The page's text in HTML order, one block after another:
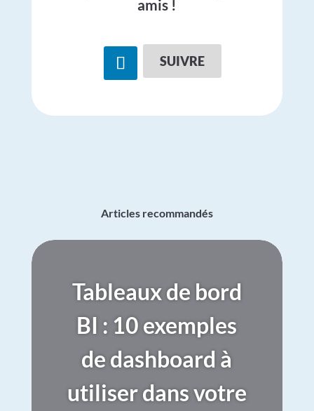
amis !
SUIVRE
Articles recommandés
Tableaux de bord
BI : 10 exemples
de dashboard à
utiliser dans votre